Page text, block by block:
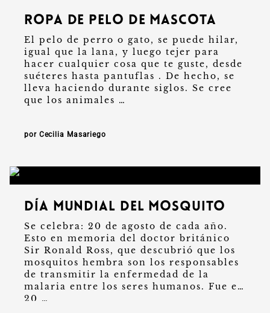
Ropa de pelo de mascota
El pelo de perro o gato, se puede hilar,
igual que la lana, y luego tejer para
hacer cualquier cosa que te guste, desde
suéteres hasta pantuflas . De hecho, se
lleva haciendo durante siglos. Se cree
que los animales …
por Cecilia Masariego
Día Mundial del Mosquito
Se celebra: 20 de agosto de cada año.
Esto en memoria del doctor británico
Sir Ronald Ross, que descubrió que los
mosquitos hembra son los responsables
de transmitir la enfermedad de la
malaria entre los seres humanos. Fue el
20 …